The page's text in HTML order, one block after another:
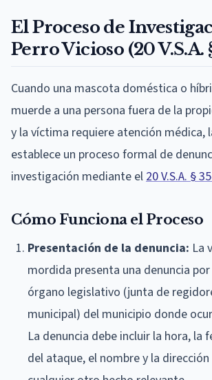
El Proceso de
Perro Vicioso (20 V.S.A.
Cuando una mascota doméstica o
muerde a una persona fuera de la
y la víctima requiere atención médica,
establece un proceso formal de
investigación mediante el 20 V.S.A. §
Cómo Funciona el Proceso
Presentación de la denuncia: La
mordida presenta una denuncia
órgano legislativo (junta de
municipal) del municipio donde
La denuncia debe incluir la hora, la
del ataque, el nombre y la